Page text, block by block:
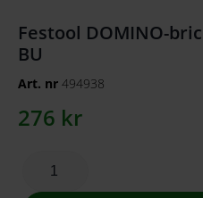
Festool DOMINO-
BU
Art. nr 494938
276 kr